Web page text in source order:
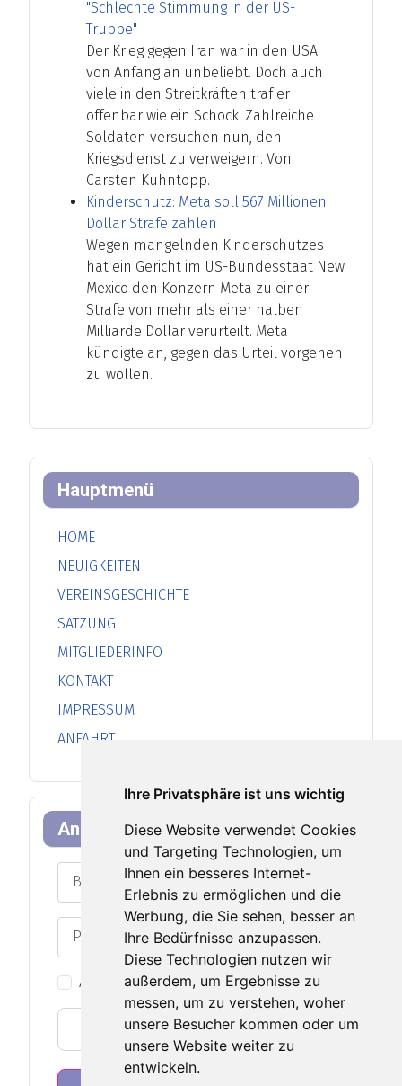
Ihre Privatsphäre ist uns wichtig
Diese Website verwendet Cookies
und Targeting Technologien, um
Ihnen ein besseres Internet-
Erlebnis zu ermöglichen und die
Werbung, die Sie sehen, besser an
Ihre Bedürfnisse anzupassen.
Diese Technologien nutzen wir
außerdem, um Ergebnisse zu
messen, um zu verstehen, woher
unsere Besucher kommen oder um
unsere Website weiter zu
entwickeln.
Hauptmenü
HOME
NEUIGKEITEN
VEREINSGESCHICHTE
SATZUNG
MITGLIEDERINFO
KONTAKT
IMPRESSUM
ANFAHRT
Anmeldeformular
Benutzername
Passwort
Angemeldet bleiben
Web-Authentifizierung
"Schlechte Stimmung in der US-
Truppe"
Der Krieg gegen Iran war in den USA
von Anfang an unbeliebt. Doch auch
viele in den Streitkräften traf er
offenbar wie ein Schock. Zahlreiche
Soldaten versuchen nun, den
Kriegsdienst zu verweigern. Von
Carsten Kühntopp.
Kinderschutz: Meta soll 567 Millionen
Dollar Strafe zahlen
Wegen mangelnden Kinderschutzes
hat ein Gericht im US-Bundesstaat New
Mexico den Konzern Meta zu einer
Strafe von mehr als einer halben
Milliarde Dollar verurteilt. Meta
kündigte an, gegen das Urteil vorgehen
zu wollen.